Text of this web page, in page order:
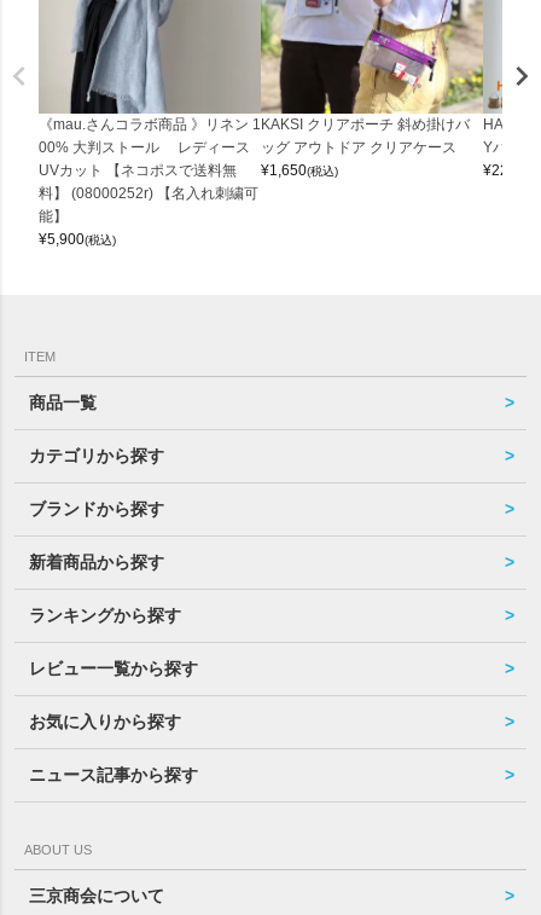
《mau.さんコラボ商品 》リネン 1
00% 大判ストール レディース
UVカット 【ネコポスで送料無
料】 (08000252r) 【名入れ刺繍可
能】
¥5,900(税込)
KAKSI クリアポーチ 斜め掛けバ
ッグ アウトドア クリアケース
¥1,650(税込)
Yバッグ
¥22,000
ITEM
商品一覧
カテゴリから探す
ブランドから探す
新着商品から探す
ランキングから探す
レビュー一覧から探す
お気に入りから探す
ニュース記事から探す
ABOUT US
三京商会について